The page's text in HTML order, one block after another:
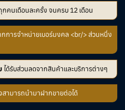
กคนเดือนละครั้ง จนครบ 12 เดือน
กการจำหน่ายเบอร์มงคล <br/> ส่วนหนึ่ง
ได้รับส่วนลดจากสินค้าและบริการต่างๆ
สามารถนำมาฝากขายต่อได้